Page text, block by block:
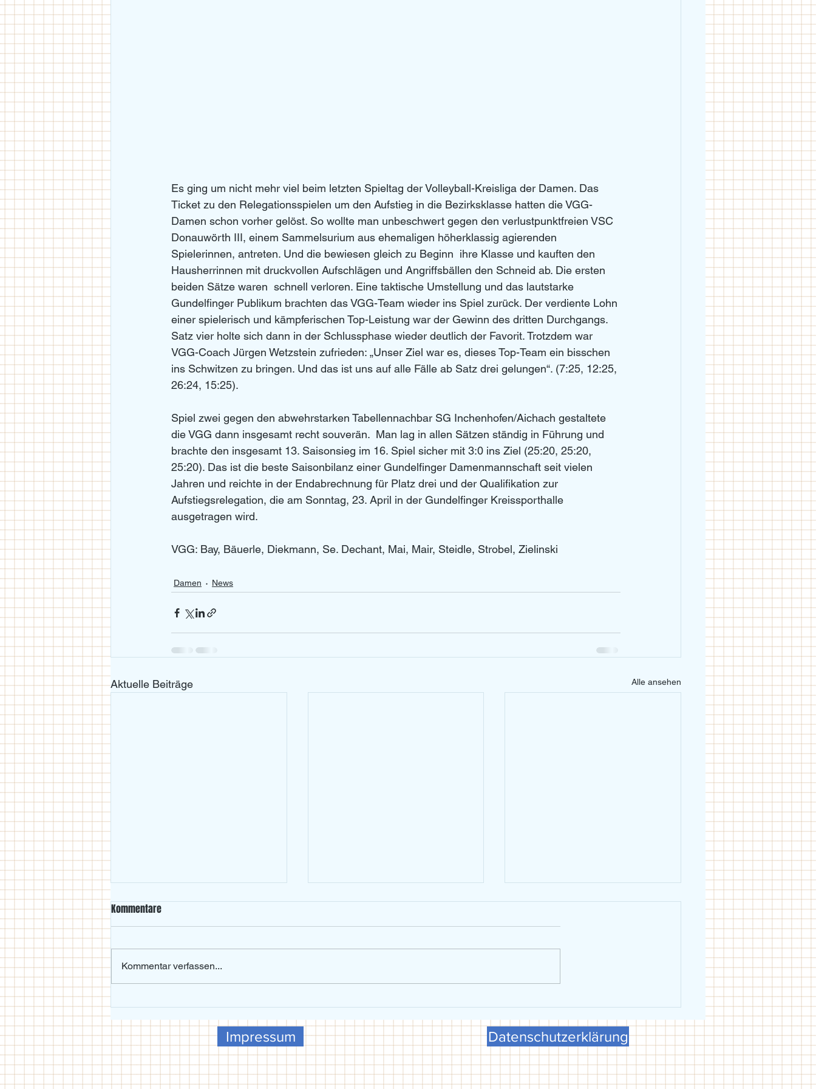
Es ging um nicht mehr viel beim letzten Spieltag der Volleyball-Kreisliga der Damen. Das
Ticket zu den Relegationsspielen um den Aufstieg in die Bezirksklasse hatten die VGG-
Damen schon vorher gelöst. So wollte man unbeschwert gegen den verlustpunktfreien VSC
Donauwörth III, einem Sammelsurium aus ehemaligen höherklassig agierenden
Spielerinnen, antreten. Und die bewiesen gleich zu Beginn  ihre Klasse und kauften den
Hausherrinnen mit druckvollen Aufschlägen und Angriffsbällen den Schneid ab. Die ersten
beiden Sätze waren  schnell verloren. Eine taktische Umstellung und das lautstarke
Gundelfinger Publikum brachten das VGG-Team wieder ins Spiel zurück. Der verdiente Lohn
einer spielerisch und kämpferischen Top-Leistung war der Gewinn des dritten Durchgangs.
Satz vier holte sich dann in der Schlussphase wieder deutlich der Favorit. Trotzdem war
VGG-Coach Jürgen Wetzstein zufrieden: „Unser Ziel war es, dieses Top-Team ein bisschen
ins Schwitzen zu bringen. Und das ist uns auf alle Fälle ab Satz drei gelungen“. (7:25, 12:25,
26:24, 15:25).
Spiel zwei gegen den abwehrstarken Tabellennachbar SG Inchenhofen/Aichach gestaltete
die VGG dann insgesamt recht souverän.  Man lag in allen Sätzen ständig in Führung und
brachte den insgesamt 13. Saisonsieg im 16. Spiel sicher mit 3:0 ins Ziel (25:20, 25:20,
25:20). Das ist die beste Saisonbilanz einer Gundelfinger Damenmannschaft seit vielen
Jahren und reichte in der Endabrechnung für Platz drei und der Qualifikation zur
Aufstiegsrelegation, die am Sonntag, 23. April in der Gundelfinger Kreissporthalle
ausgetragen wird.
VGG: Bay, Bäuerle, Diekmann, Se. Dechant, Mai, Mair, Steidle, Strobel, Zielinski
Damen News
Aktuelle Beiträge Alle ansehen
Beachvolleyball-Wochenende im
Maxgarten bei Traumwetter
VGG präsentiert sich beim FCG-
Schulsporttag
U15 weiblich holt Schwäbische
Meisterschaft in Dillingen
Kommentare
Kommentar verfassen...
Impressum Datenschutzerklärung